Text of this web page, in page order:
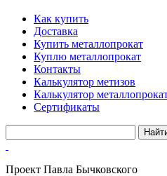
Как купить
Доставка
Купить металлопрокат
Куплю металлопрокат
Контакты
Калькулятор метизов
Калькулятор
Сертификаты
Проект Павла Бычковского